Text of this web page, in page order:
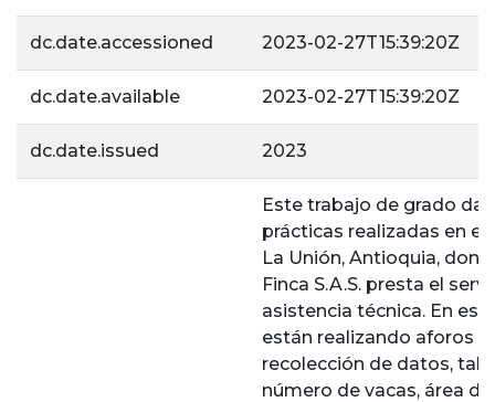
dc.date.accessioned 2023-02-27T15:39:20Z
dc.date.available 2023-02-27T15:39:20Z
dc.date.issued 2023
Este trabajo de grado da
prácticas realizadas en el
La Unión, Antioquia,
Finca S.A.S. presta el
asistencia técnica. En
están realizando aforos
recolección de datos,
número de vacas, área